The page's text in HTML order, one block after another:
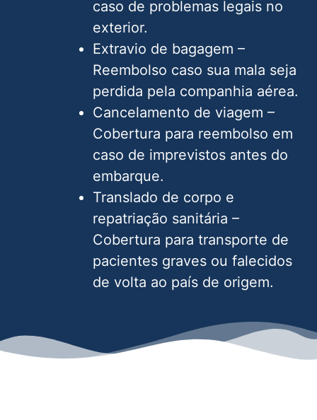
caso de problemas legais no
exterior.
Extravio de bagagem –
Reembolso caso sua mala seja
perdida pela companhia aérea.
Cancelamento de viagem –
Cobertura para reembolso em
caso de imprevistos antes do
embarque.
Translado de corpo e
repatriação sanitária –
Cobertura para transporte de
pacientes graves ou falecidos
de volta ao país de origem.